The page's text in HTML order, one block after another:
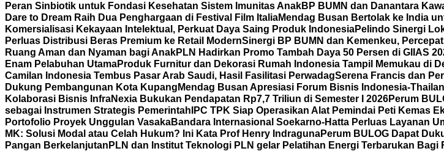
Peran Sinbiotik untuk Fondasi Kesehatan Sistem Imunitas AnakBP BUMN dan Danantara
Dare to Dream Raih Dua Penghargaan di Festival Film ItaliaMendag Busan Bertolak ke India
Komersialisasi Kekayaan Intelektual, Perkuat Daya Saing Produk IndonesiaPelindo Sinergi
Perluas Distribusi Beras Premium ke Retail ModernSinergi BP BUMN dan Kemenkeu,
Ruang Aman dan Nyaman bagi AnakPLN Hadirkan Promo Tambah Daya 50 Persen di GIIAS
Enam Pelabuhan UtamaProduk Furnitur dan Dekorasi Rumah Indonesia Tampil Memukau di
Camilan Indonesia Tembus Pasar Arab Saudi, Hasil Fasilitasi PerwadagSerena Francis dan
Dukung Pembangunan Kota Kupang Mendag Busan Apresiasi Forum Bisnis Indonesia-
Kolaborasi Bisnis InfraNexia Bukukan Pendapatan Rp7,7 Triliun di Semester I 2026Perum
sebagai Instrumen Strategis Pemerintah IPC TPK Siap Operasikan Alat Pemindai Peti Kemas
Portofolio Proyek Unggulan VasakaBandara Internasional Soekarno-Hatta Perluas Layanan
MK: Solusi Modal atau Celah Hukum? Ini Kata Prof Henry IndragunaPerum BULOG Dapat
Pangan Berkelanjutan PLN dan Institut Teknologi PLN gelar Pelatihan Energi Terbarukan Bagi